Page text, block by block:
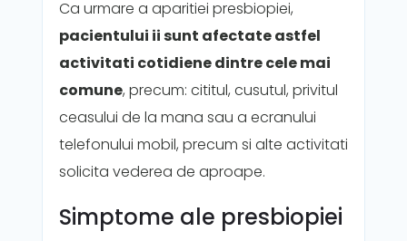
Ca urmare a aparitiei presbiopiei,
pacientului ii sunt afectate astfel
activitati cotidiene dintre cele mai
comune, precum: cititul, cusutul, privitul
ceasului de la mana sau a ecranului
telefonului mobil, precum si alte activitati
solicita vederea de aproape.
Simptome ale presbiopiei